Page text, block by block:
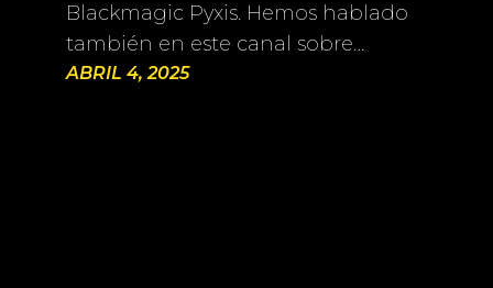
Blackmagic Pyxis. Hemos hablado
también en este canal sobre…
ABRIL 4, 2025